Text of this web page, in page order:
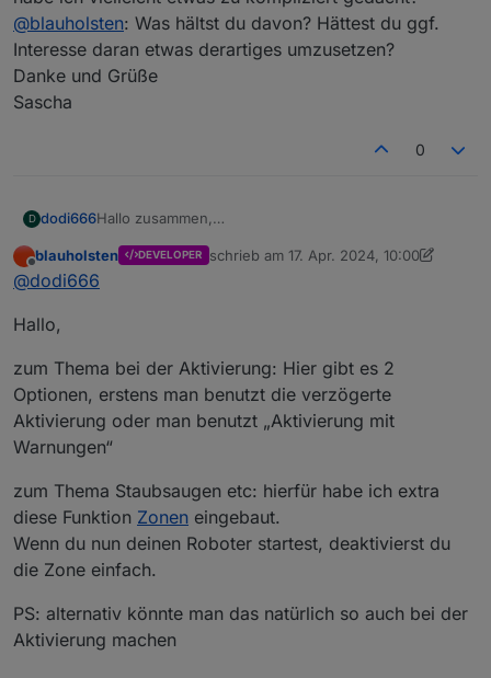
@blauholsten: Was hältst du davon? Hättest du ggf.
Interesse daran etwas derartiges umzusetzen?
Danke und Grüße
Sascha
0
D dodi666Hallo zusammen,
in die Alarmanlage einbinden?
Wie habt ihr das gemacht? Beim Aktivieren der
Wohnung.
Zudem lasse ich bei Abwesenheit gerne den
Staubsaugerroboter fahren, welcher dann vermutlich
auch die Bewegungsmelder auslöst.
Schön wäre es in meinen Augen, wenn der Adapter
diese Fälle berücksichtigt.
Sprich, zum Aktivierungszeitpunkt der Alarmanlage
können die Bewegungsmelder stehen, wie sie wollen
und erst nach einer gewissen Zeit (konfigurierbar)
werden diese dann ausgewertet. Zudem müsste es
Bewegungsmelder geben. Ist das eine Funktion, die
ihr auch vermisst, oder habe ich vielleicht etwas zu
kompliziert gedacht?
Offline
blauholsten DEVELOPER schrieb am 17. Apr. 2024, 10:00
zuletzt editiert von blauholsten
@dodi666
Hallo,
zum Thema bei der Aktivierung: Hier gibt es 2
Optionen, erstens man benutzt die verzögerte
Aktivierung oder man benutzt „Aktivierung mit
Warnungen“
zum Thema Staubsaugen etc: hierfür habe ich extra
diese Funktion Zonen eingebaut.
Wenn du nun deinen Roboter startest, deaktivierst du
die Zone einfach.
PS: alternativ könnte man das natürlich so auch bei der
Aktivierung machen